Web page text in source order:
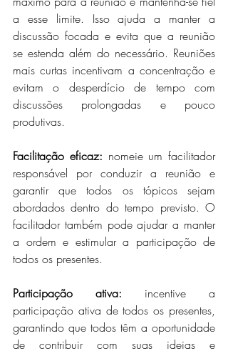
a esse limite. Isso ajuda a manter a
discussão focada e evita que a reunião
se estenda além do necessário. Reuniões
mais curtas incentivam a concentração e
evitam o desperdício de tempo com
discussões prolongadas e pouco
produtivas.
Facilitação eficaz: nomeie um facilitador
responsável por conduzir a reunião e
garantir que todos os tópicos sejam
abordados dentro do tempo previsto. O
facilitador também pode ajudar a manter
a ordem e estimular a participação de
todos os presentes.
Participação ativa: incentive a
participação ativa de todos os presentes,
garantindo que todos têm a oportunidade
de contribuir com suas ideias e